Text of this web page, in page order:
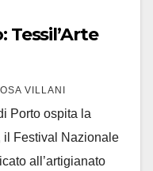
VILLANI
Porto ospita la
il Festival Nazionale
all’artigianato